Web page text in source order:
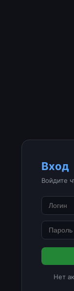
Вход
Войдите
Нет